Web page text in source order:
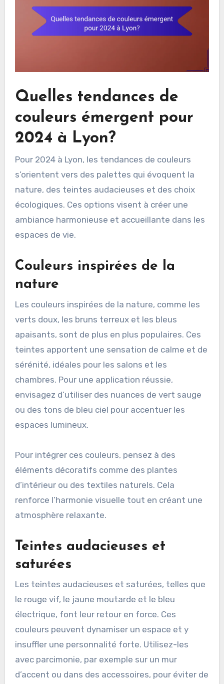
Quelles tendances de
couleurs émergent pour
2024 à Lyon?
Pour 2024 à Lyon, les tendances de couleurs
s’orientent vers des palettes qui évoquent la
nature, des teintes audacieuses et des choix
écologiques. Ces options visent à créer une
ambiance harmonieuse et accueillante dans les
espaces de vie.
Couleurs inspirées de la
nature
Les couleurs inspirées de la nature, comme les
verts doux, les bruns terreux et les bleus
apaisants, sont de plus en plus populaires. Ces
teintes apportent une sensation de calme et de
sérénité, idéales pour les salons et les
chambres. Pour une application réussie,
envisagez d’utiliser des nuances de vert sauge
ou des tons de bleu ciel pour accentuer les
espaces lumineux.
Pour intégrer ces couleurs, pensez à des
éléments décoratifs comme des plantes
d’intérieur ou des textiles naturels. Cela
renforce l’harmonie visuelle tout en créant une
atmosphère relaxante.
Teintes audacieuses et
saturées
Les teintes audacieuses et saturées, telles que
le rouge vif, le jaune moutarde et le bleu
électrique, font leur retour en force. Ces
couleurs peuvent dynamiser un espace et y
insuffler une personnalité forte. Utilisez-les
avec parcimonie, par exemple sur un mur
d’accent ou dans des accessoires, pour éviter de